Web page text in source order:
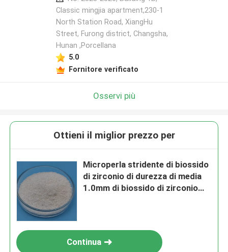
Classic mingjia apartment,230-1
North Station Road, XiangHu
Street, Furong district, Changsha,
Hunan ,Porcellana
5.0
Fornitore verificato
Osservi più
Ottieni il miglior prezzo per
Microperla stridente di biossido
di zirconio di durezza di media
1.0mm di biossido di zirconio
Continua